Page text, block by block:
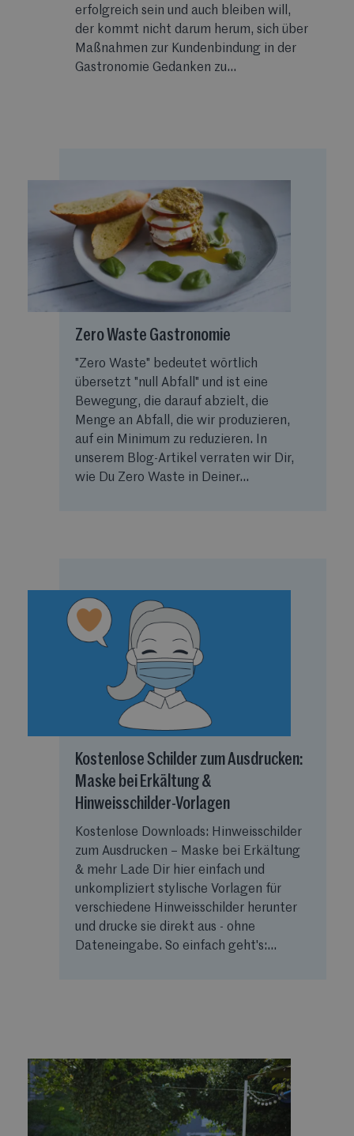
erfolgreich sein und auch bleiben will,
der kommt nicht darum herum, sich über
Maßnahmen zur Kundenbindung in der
Gastronomie Gedanken zu...
Zero Waste Gastronomie
"Zero Waste" bedeutet wörtlich
übersetzt "null Abfall" und ist eine
Bewegung, die darauf abzielt, die
Menge an Abfall, die wir produzieren,
auf ein Minimum zu reduzieren. In
unserem Blog-Artikel verraten wir Dir,
wie Du Zero Waste in Deiner...
Kostenlose Schilder zum Ausdrucken:
Maske bei Erkältung &
Hinweisschilder-Vorlagen
Kostenlose Downloads: Hinweisschilder
zum Ausdrucken – Maske bei Erkältung
& mehr Lade Dir hier einfach und
unkompliziert stylische Vorlagen für
verschiedene Hinweisschilder herunter
und drucke sie direkt aus - ohne
Dateneingabe. So einfach geht's:...